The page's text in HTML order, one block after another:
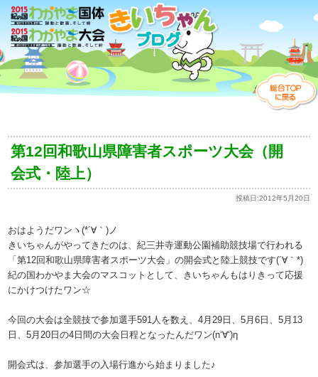
第12回和歌山県障害者スポーツ大会（開
会式・陸上）
投稿日:2012年5月20日
おはようだワンヽ(*´∀｀)ノ
きいちゃんがやってきたのは、紀三井寺運動公園補助競技場で行われる
「第12回和歌山県障害者スポーツ大会」の開会式と陸上競技です(´∀｀*)
紀の国わかやま大会のマスコットとして、きいちゃんもはりきって応援
にかけつけたワン☆
今回の大会は全競技で参加選手591人を数え、4月29日、5月6日、5月13
日、5月20日の4日間の大会日程となったんだワン(n‘∀‘)η
開会式は、参加選手の入場行進から始まりました♪